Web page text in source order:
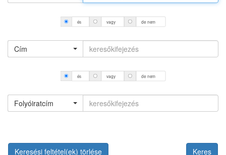
és vagy de nem
Cím
és vagy de nem
Folyóiratcím
Keresési feltétel(ek) törlése